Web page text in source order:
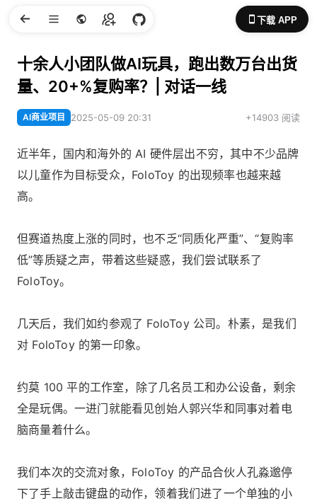
下载 APP
十余人小团队做AI玩具，跑出数万台出货
量、20+%复购率？| 对话一线
AI商业项目 2025-05-09 20:31 +14903 阅读
近半年，国内和海外的 AI 硬件层出不穷，其中不少品牌
以儿童作为目标受众，FoloToy 的出现频率也越来越
高。
但赛道热度上涨的同时，也不乏“同质化严重”、“复购率
低”等质疑之声，带着这些疑惑，我们尝试联系了
FoloToy。
几天后，我们如约参观了 FoloToy 公司。朴素，是我们
对 FoloToy 的第一印象。
约莫 100 平的工作室，除了几名员工和办公设备，剩余
全是玩偶。一进门就能看见创始人郭兴华和同事对着电
脑商量着什么。
我们本次的交流对象，FoloToy 的产品合伙人孔淼邈停
下了手上敲击键盘的动作，领着我们进了一个单独的小